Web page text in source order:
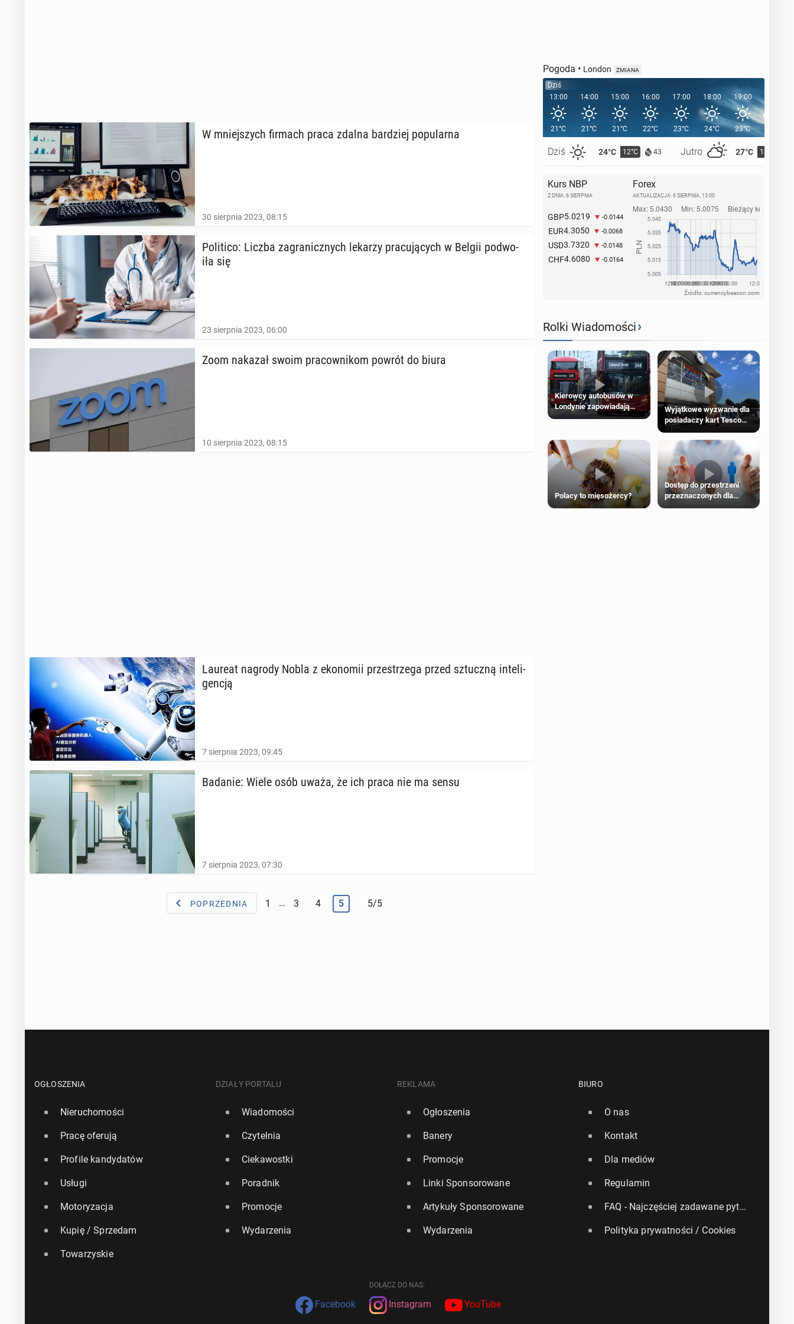
W mniej­szych firmach praca zdalna bar­dziej po­pu­lar­na
30 sierpnia 2023, 08:15
Po­li­ti­co: Liczba za­gra­nicz­nych lekarzy pra­cu­ją­cych w Belgii po­dwo­
iła się
23 sierpnia 2023, 06:00
Zoom nakazał swoim pra­cow­ni­kom powrót do biura
10 sierpnia 2023, 08:15
Laureat nagrody Nobla z eko­no­mii prze­strze­ga przed sztucz­ną in­te­li­
gen­cją
7 sierpnia 2023, 09:45
Badanie: Wiele osób uważa, że ich praca nie ma sensu
7 sierpnia 2023, 07:30
POPRZEDNIA 1 … 3 4 5 5/5
Pogoda • London ZMIANA
Dziś
13:00
21°C
Dziś 24°C 12°C 43 Jutro 27°C 13°C
14:00
21°C
15:00
21°C
16:00
22°C
17:00
23°C
18:00
24°C
19:00
23°C
20:00
Kurs NBP
Z DNIA: 6 SIERPNIA
GBP5.0219 -0.0144
EUR4.3050 -0.0068
USD3.7320 -0.0148
CHF4.6080 -0.0164
Forex
AKTUALIZACJA: 6 SIERPNIA, 13:00
Źródło: currencybeacon.com
Rolki Wiadomości›
Kierowcy autobusów w
Londynie zapowiadają
strajki
Wyjątkowe wyzwanie dla
posiadaczy kart Tesco
Clubcard!
Polacy to mięsożercy?
Dostęp do przestrzeni
przeznaczonych dla
jednej płci ma opierać się
OGŁOSZENIA
Nieruchomości
Pracę oferują
Profile kandydatów
Usługi
Motoryzacja
Kupię / Sprzedam
Towarzyskie
DZIAŁY PORTALU
Wiadomości
Czytelnia
Ciekawostki
Poradnik
Promocje
Wydarzenia
REKLAMA
Ogłoszenia
Banery
Promocje
Linki Sponsorowane
Artykuły Sponsorowane
Wydarzenia
BIURO
O nas
Kontakt
Dla mediów
Regulamin
FAQ - Najczęściej zadawane pytania
Polityka prywatności / Cookies
DOŁĄCZ DO NAS:
Facebook Instagram YouTube